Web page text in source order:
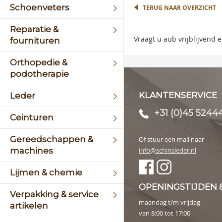
Schoenveters
Reparatie &
fournituren
Orthopedie &
podotherapie
Leder
Ceinturen
Gereedschappen &
machines
Lijmen & chemie
Verpakking & service
artikelen
TERUG NAAR OVERZICHT
Vraagt u aub vrijblijvend
KLANTENSERVICE
+31 (0)45
Of stuur een mail naar
info@schinsleder.nl
OPENINGSTIJDEN
maandag t/m vrijdag
van 8:00 tot 17:00